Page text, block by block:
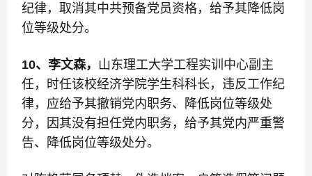
纪律，取消其中共预备党员资格，给予其降低岗
位等级处分。
10、李文森， 山东理工大学工程实训中心副主
任，时任该校经济学院学生科科长，违反工作纪
律，应给予其撤销党内职务、降低岗位等级处
分，因其没有担任党内职务，给予其党内严重警
告、降低岗位等级处分。